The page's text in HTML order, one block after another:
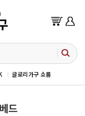
글로리가구 쇼룸
드